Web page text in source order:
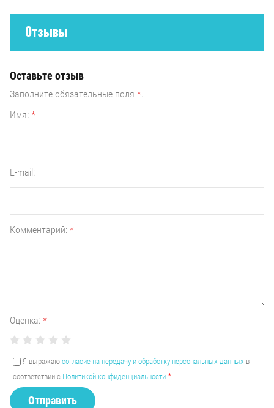
Отзывы
Оставьте отзыв
Заполните обязательные поля *
Имя: *
E-mail:
Комментарий: *
Оценка: *
Я выражаю согласие на передачу и обработку персональных данных в
соответствии с Политикой конфиденциальности *
Отправить